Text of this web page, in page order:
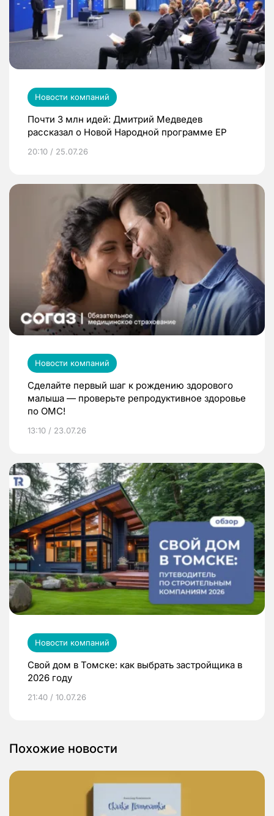
Новости компаний
Почти 3 млн идей: Дмитрий Медведев
рассказал о Новой Народной программе ЕР
20:10 / 25.07.26
Новости компаний
Сделайте первый шаг к рождению здорового
малыша — проверьте репродуктивное здоровье
по ОМС!
13:10 / 23.07.26
Новости компаний
Свой дом в Томске: как выбрать застройщика в
2026 году
21:40 / 10.07.26
Похожие новости